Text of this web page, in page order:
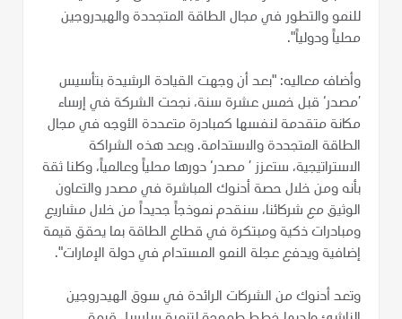
للنمو والتطور في مجال الطاقة المتجددة والهيدروجين
محلياً ودولياً".
وأضاف معاليه: "بعد أن وجهت القيادة الرشيدة بتأسيس
’مصدر‘ قبل خمس عشرة سنة، نجحت الشركة في إرساء
مكانة متقدمة لنفسها كمبادرة متعددة الأوجه في مجال
الطاقة المتجددة والاستدامة. وبعد هذه الشراكة
الاستراتيجية، ستعزز ’ مصدر‘ دورها محلياً وعالمياً، وكلنا ثقة
بأنه ومن خلال حصة أدنوك المباشرة في مصدر والتعاون
الوثيق مع شركائنا، سنقدم نموذجاً جديداً من خلال مشاريع
ومبادرات ذكية ومبتكرة في قطاع الطاقة بما يحقق قيمة
إضافية ويدفع عجلة النمو المستدام في دولة الإمارات".
وتعد أدنوك من الشركات الرائدة في سوق الهيدروجين